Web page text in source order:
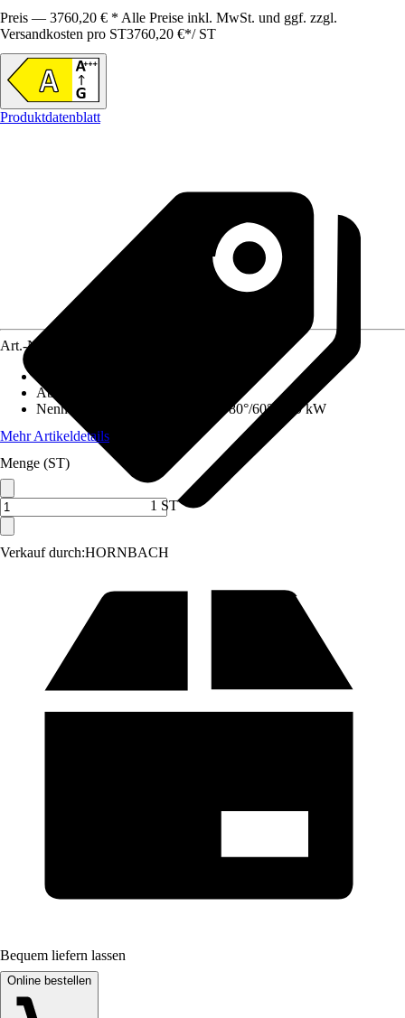
Preis — 3760,20 € * Alle Preise inkl. MwSt. und ggf. zzgl.
Versandkosten pro ST3760,20 €*/ ST
Produktdatenblatt
Verkauf durch:HORNBACH
Art.-Nr.
Abgasanschluss
Nennwärmeleistung (Heizbetrieb 80°/60°)
9,9 kW
Mehr Artikeldetails
Menge (ST)
1 ST
Bequem liefern lassen
Online bestellen